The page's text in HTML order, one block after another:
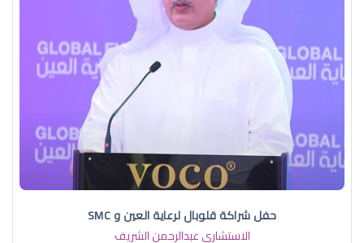
حفل شراكة قلوبال لرعاية العين و SMC
الاستشاري عبدالرحمن الشريف